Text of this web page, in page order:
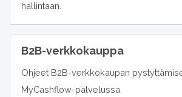
hallintaan.
B2B-verkkokauppa
Ohjeet B2B-verkkokaupan
MyCashflow-palvelussa.